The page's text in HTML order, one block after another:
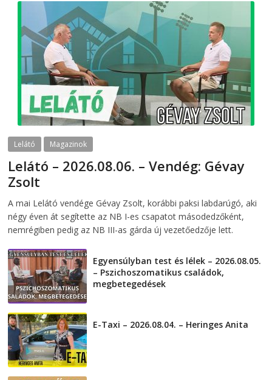
Lelátó Magazinok
Lelátó – 2026.08.06. – Vendég: Gévay
Zsolt
A mai Lelátó vendége Gévay Zsolt, korábbi paksi labdarúgó, aki
négy éven át segítette az NB I-es csapatot másodedzőként,
nemrégiben pedig az NB III-as gárda új vezetőedzője lett.
Egyensúlyban test és lélek – 2026.08.05.
– Pszichoszomatikus családok,
megbetegedések
E-Taxi – 2026.08.04. – Heringes Anita